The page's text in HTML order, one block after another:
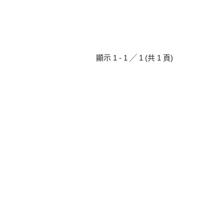
顯示 1 - 1 ╱ 1 (共 1 頁)